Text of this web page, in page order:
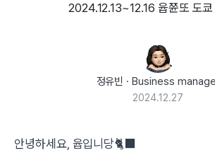
2024.12.13~12.16 윱쮼또 도쿄
정유빈 ·Business
2024.12.27
안녕하세요, 윱입니당🐈‍⬛